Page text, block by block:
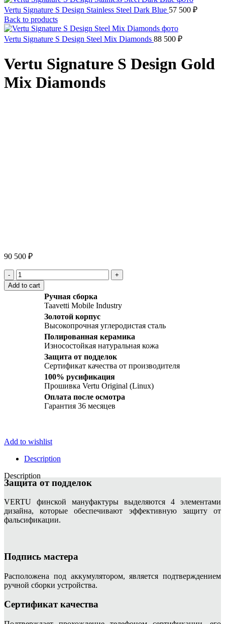
Vertu Signature S Design Stainless Steel Dark Blue 57 500 ₽
Back to products
Vertu Signature S Design Steel Mix Diamonds 88 500 ₽
Vertu Signature S Design Gold
Mix Diamonds
90 500 ₽
Vertu
Signature
S
Diamonds
Add to cart
Ручная сборка
Taavetti Mobile Industry
Золотой корпус
Высокопрочная углеродистая сталь
Полированная керамика
Износостойкая натуральная кожа
Защита от подделок
Сертификат качества от производителя
100% русификация
Прошивка Vertu Original (Linux)
Оплата после осмотра
Гарантия 36 месяцев
Add to wishlist
Description
Description
Защита от подделок
VERTU финской мануфактуры выделяются 4 элементами
дизайна, которые обеспечивают эффективную защиту от
фальсификации.
Подпись мастера
Расположена под аккумулятором, является подтверждением
ручной сборки устройства.
Сертификат качества